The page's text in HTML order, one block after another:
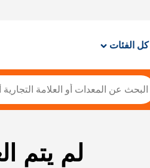
كل الفئات
لم يتم